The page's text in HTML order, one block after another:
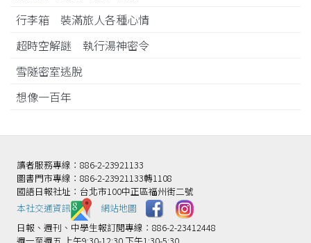
行李箱 裝滿旅人各種心情
超時空解謎 執行湯神密令
雪隧密室逃脫
想像一百年
讀者服務專線：886-2-23921133
圖書門市專線：886-2-23921133轉1108
國語日報社址：台北市100中正區福州街二號
本社交通資訊️
網站地圖
日報、週刊、中學生報訂閱專線：886-2-23412448